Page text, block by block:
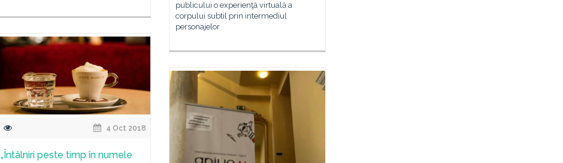
publicului o experienţă virtuală a
corpului subtil prin intermediul
personajelor
4 Oct 2018
„Întâlniri peste timp în numele